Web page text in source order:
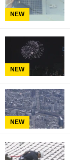
NEW
NEW
NEW